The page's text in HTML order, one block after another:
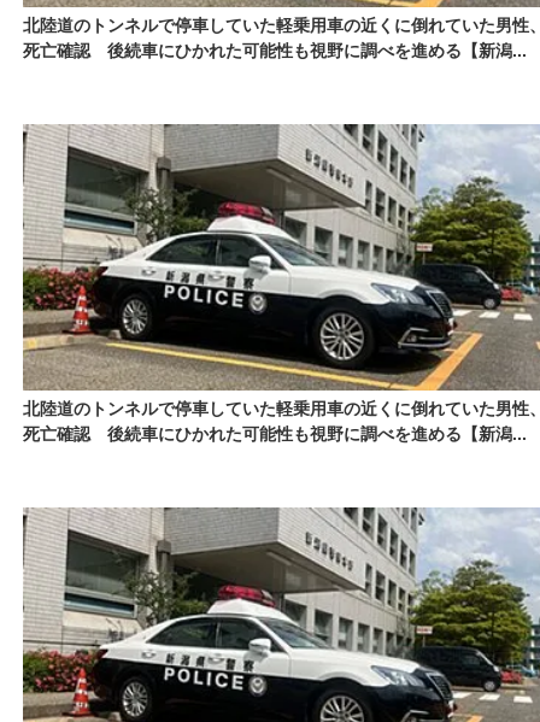
北陸道のトンネルで停車していた軽乗用車の近くに倒れていた男性
死亡確認 後続車にひかれた可能性も視野に調べを進める【新潟...
北陸道のトンネルで停車していた軽乗用車の近くに倒れていた男性
死亡確認 後続車にひかれた可能性も視野に調べを進める【新潟...